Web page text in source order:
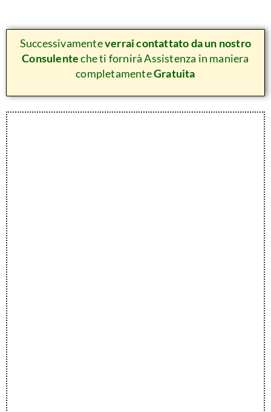
Successivamenteverrai contattato da un nostro
Consulenteche ti fornirà Assistenza in maniera
completamenteGratuita